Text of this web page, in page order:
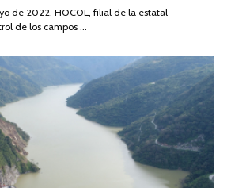
2026
de 2022, HOCOL, filial de la estatal
de los campos …